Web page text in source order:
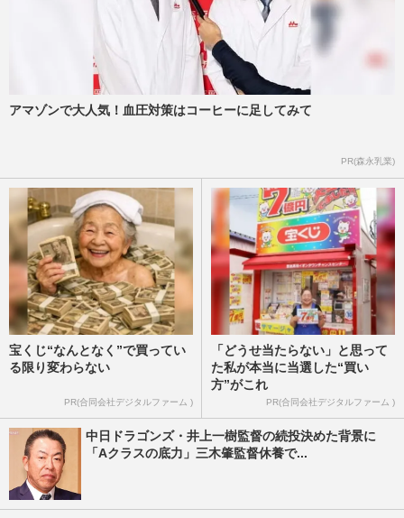
アマゾンで大人気！血圧対策はコーヒーに足してみて
PR(森永乳業)
宝くじ“なんとなく”で買ってい
る限り変わらない
PR(合同会社デジタルファーム )
「どうせ当たらない」と思って
た私が本当に当選した“買い
方”がこれ
PR(合同会社デジタルファーム )
中日ドラゴンズ・井上一樹監督の続投決めた背景に
「Aクラスの底力」三木肇監督休養で...